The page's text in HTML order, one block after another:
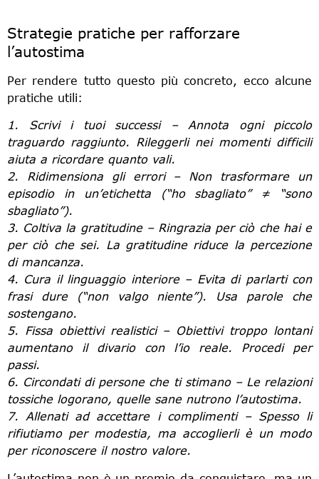
Strategie pratiche per rafforzare
l’autostima
Per rendere tutto questo più concreto, ecco alcune
pratiche utili:
1. Scrivi i tuoi successi – Annota ogni piccolo
traguardo raggiunto. Rileggerli nei momenti difficili
aiuta a ricordare quanto vali.
2. Ridimensiona gli errori – Non trasformare un
episodio in un’etichetta (“ho sbagliato” ≠ “sono
sbagliato”).
3. Coltiva la gratitudine – Ringrazia per ciò che hai e
per ciò che sei. La gratitudine riduce la percezione
di mancanza.
4. Cura il linguaggio interiore – Evita di parlarti con
frasi dure (“non valgo niente”). Usa parole che
sostengano.
5. Fissa obiettivi realistici – Obiettivi troppo lontani
aumentano il divario con l’io reale. Procedi per
passi.
6. Circondati di persone che ti stimano – Le relazioni
tossiche logorano, quelle sane nutrono l’autostima.
7. Allenati ad accettare i complimenti – Spesso li
rifiutiamo per modestia, ma accoglierli è un modo
per riconoscere il nostro valore.